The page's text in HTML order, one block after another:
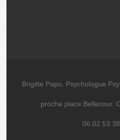
Brigitte Papo. Psychologue
proche place Bellecour.